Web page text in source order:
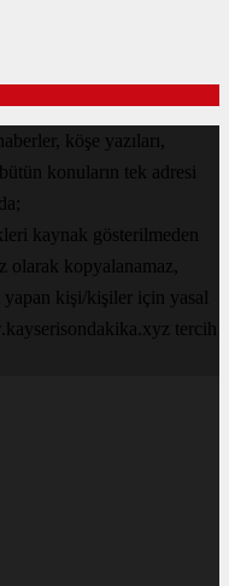
köşe yazıları,
konuların tek adresi
kaynak gösterilmeden
olarak kopyalanamaz,
yapan kişi/kişiler için yasal
tercih